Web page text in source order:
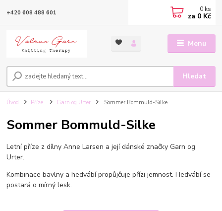
Menu
Hledat
+420 608 488 601 0 ks
za 0 Kč
Úvod Příze Garn og Urter Sommer Bommuld-Silke
Sommer Bommuld-Silke
Letní příze z dílny Anne Larsen a její dánské značky Garn og
Urter.
Kombinace bavlny a hedvábí propůjčuje přízi jemnost. Hedvábí se
postará o mírný lesk.